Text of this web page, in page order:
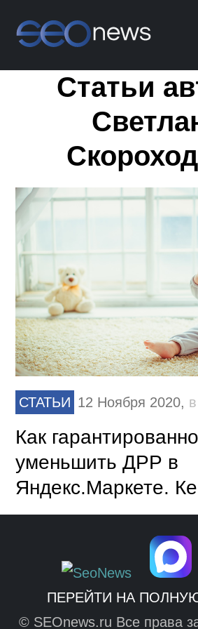
Статьи
СТАТЬИ 12 Ноября 2020,
Как гарантированно
уменьшить ДРР в
Яндекс.Маркете.
ПЕРЕЙТИ НА
© SEOnews.ru Все права